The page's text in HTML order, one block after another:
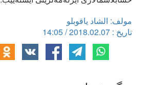
مولف: الشاد یاقوبلو
تاریخ : 2018.02.07 / 14:05